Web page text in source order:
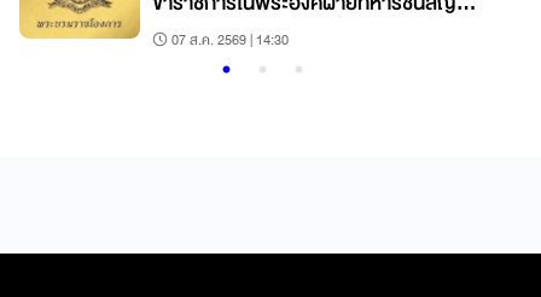
บัตร07 ส.ค. 2569 | 14:30